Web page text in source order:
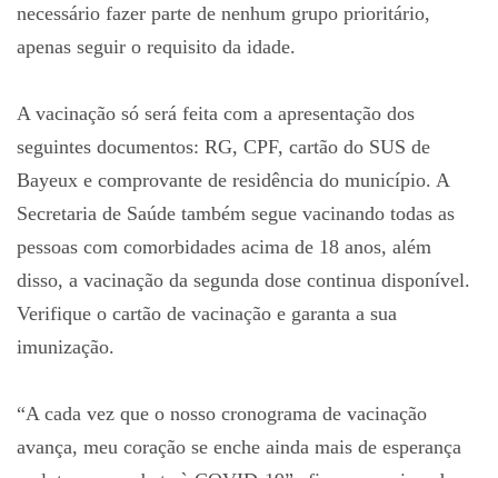
necessário fazer parte de nenhum grupo prioritário,
apenas seguir o requisito da idade.
A vacinação só será feita com a apresentação dos
seguintes documentos: RG, CPF, cartão do SUS de
Bayeux e comprovante de residência do município. A
Secretaria de Saúde também segue vacinando todas as
pessoas com comorbidades acima de 18 anos, além
disso, a vacinação da segunda dose continua disponível.
Verifique o cartão de vacinação e garanta a sua
imunização.
“A cada vez que o nosso cronograma de vacinação
avança, meu coração se enche ainda mais de esperança